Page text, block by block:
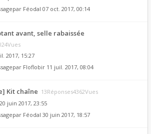
Féodal 07 oct. 2017, 00:14
avant, selle rabaissée
2017, 15:27
Floflobir 11 juil. 2017, 08:04
Kit chaîne 13Réponses4362Vues
juin 2017, 23:55
Féodal 30 juin 2017, 18:57